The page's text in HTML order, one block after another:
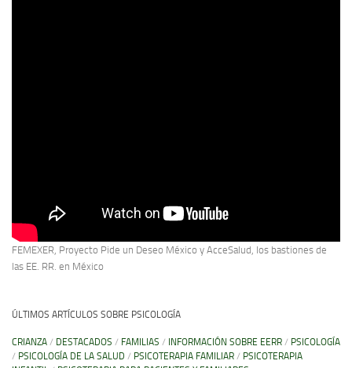
FEMEXER, Proyecto Pide un Deseo México y AcceSalud, los bastiones de
las EE. RR. en México
ÚLTIMOS ARTÍCULOS SOBRE PSICOLOGÍA
CRIANZA / DESTACADOS / FAMILIAS / INFORMACIÓN SOBRE EERR / PSICOLOGÍA
/ PSICOLOGÍA DE LA SALUD / PSICOTERAPIA FAMILIAR / PSICOTERAPIA